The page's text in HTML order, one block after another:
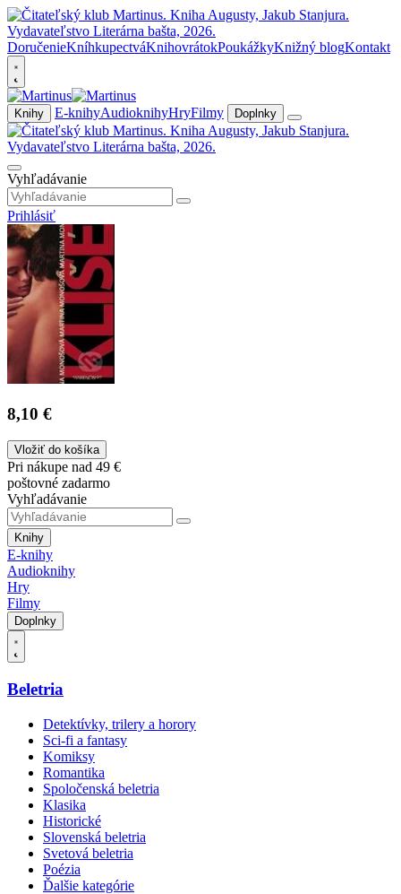
DoručenieKníhkupectváKnihovrátokPoukážkyKnižný blogKontakt
Knihy E-knihyAudioknihyHryFilmy Doplnky
Vyhľadávanie
Prihlásiť
8,10 €
Vložiť do košíka
Pri nákupe nad 49 €
poštovné zadarmo
Vyhľadávanie
Knihy
E-knihy
Audioknihy
Hry
Filmy
Doplnky
Beletria
Detektívky, trilery a horory
Sci-fi a fantasy
Komiksy
Romantika
Spoločenská beletria
Klasika
Historické
Slovenská beletria
Svetová beletria
Poézia
Ďalšie kategórie